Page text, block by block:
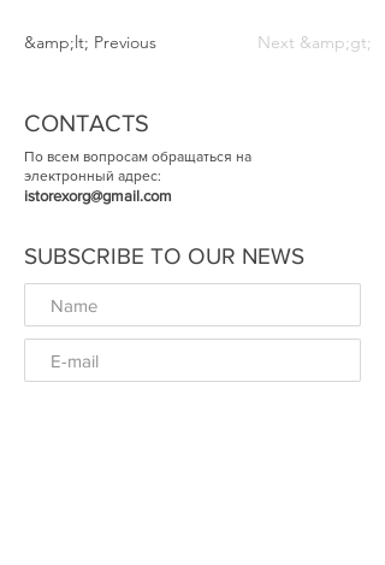
&amp;lt; Previous Next &amp;gt;
CONTACTS
По всем вопросам обращаться на
электронный адрес:
istorexorg@gmail.com
SUBSCRIBE TO OUR NEWS